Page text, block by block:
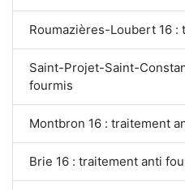
Roumazières-Loubert 16
Saint-Projet-Saint-
fourmis
Montbron 16 : traitement
Brie 16 : traitement anti